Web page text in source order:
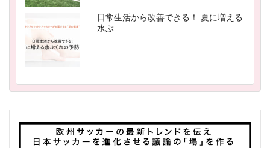
日常生活から改善できる！ 夏に増える
水ぶ…